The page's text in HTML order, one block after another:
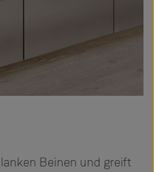
Beinen und greift